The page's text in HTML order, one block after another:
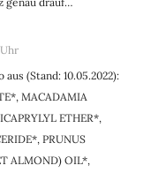
(Stand: 10.05.2022):
MACADAMIA
ETHER*,
PRUNUS
ALMOND) OIL*,